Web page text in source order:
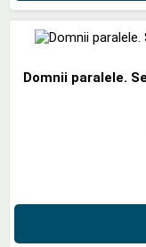
Domnii paralele.